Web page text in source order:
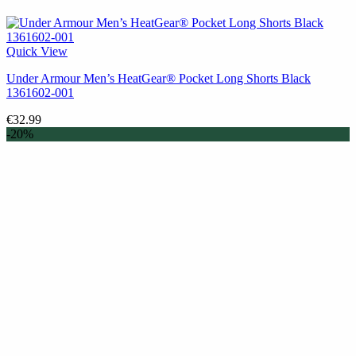
Quick View
Under Armour Men’s HeatGear® Pocket Long Shorts Black
1361602-001
€32.99
-20%